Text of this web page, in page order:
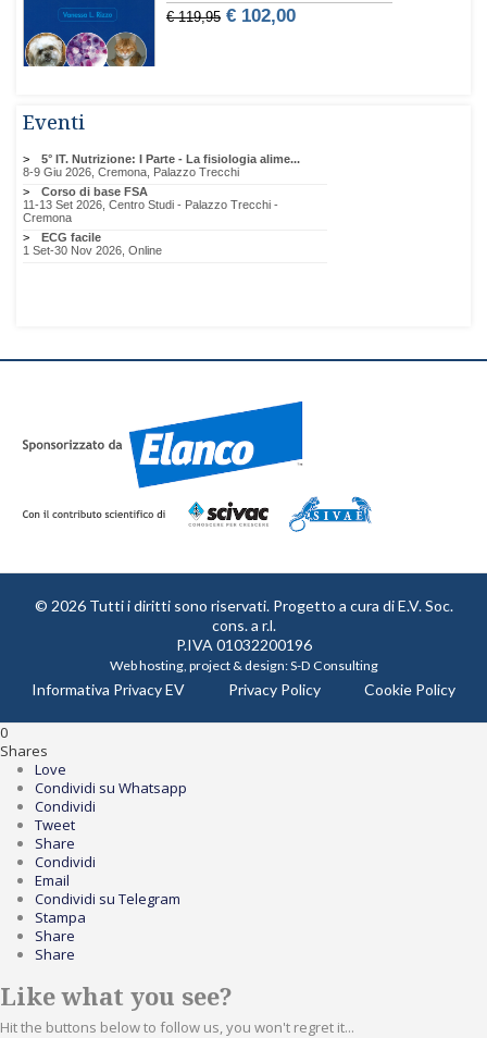
Eventi
© 2026 Tutti i diritti sono riservati. Progetto a cura diE.V. Soc.
cons. a r.l.
P.IVA 01032200196
Web hosting, project & design:S-D Consulting
Informativa Privacy EV Privacy Policy Cookie Policy
0
Shares
Love
Condividi su Whatsapp
Condividi
Tweet
Share
Condividi
Email
Condividi su Telegram
Stampa
Share
Share
Like what you see?
Hit the buttons below to follow us, you won't regret it...